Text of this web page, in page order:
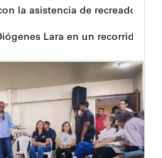
la asistencia de recreadores
Lara en un recorrido,
permanentes habilitados
Venezuela RÍE 2026